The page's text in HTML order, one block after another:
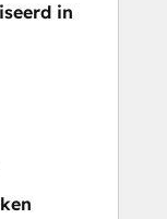
in